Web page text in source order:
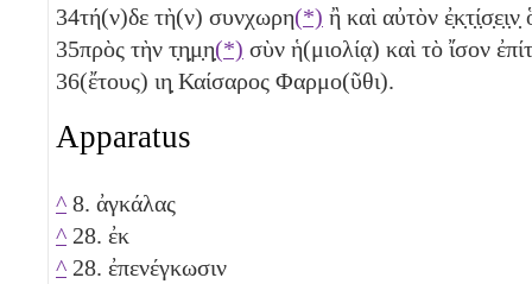
34τή(ν)δε τὴ(ν) συνχωρη(*) ἢ καὶ αὐτὸν
35πρὸς τὴν τ̣η̣μ̣η̣(*) σὺν ἡ(μιολίᾳ) καὶ τὸ ἴσον
36(ἔτους) ιη̣ Καίσαρος Φαρμο(ῦθι).
Apparatus
^ 8. ἀγκάλας
^ 28. ἐκ
^ 28. ἐπενέγκωσιν